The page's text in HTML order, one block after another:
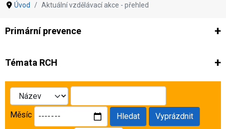
Úvod Aktuální vzdělávací akce - přehled
Primární prevence
Ze světa prevence
Témata RCH
Co je rizikové chování (RCH)
Měsíc Hledat
Vyprázdnit